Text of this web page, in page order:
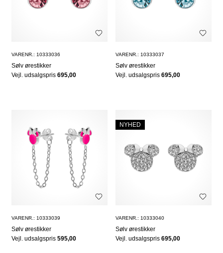
VARENR.: 10333036
Sølv ørestikker
Vejl. udsalgspris 695,00
VARENR.: 10333037
Sølv ørestikker
Vejl. udsalgspris695,00
VARENR.: 10333039
Sølv ørestikker
Vejl. udsalgspris 595,00
NYHED
VARENR.: 10333040
Sølv ørestikker
Vejl. udsalgspris695,00